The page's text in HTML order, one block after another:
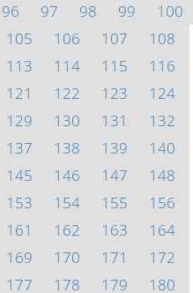
96 97 98 99
100
105 106 107
108
113 114 115
116
121 122 123
124
129 130 131
132
137 138 139
140
145 146 147
148
153 154 155
156
161 162 163
164
169 170 171
172
177 178 179
180